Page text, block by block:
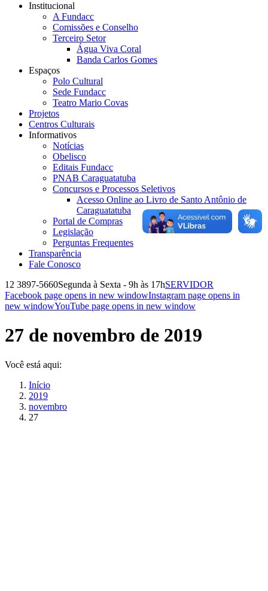
Institucional
A Fundacc
Comissões e Conselho
Terceiro Setor
Água Viva Coral
Banda Carlos Gomes
Espaços
Polo Cultural
Sede Fundacc
Teatro Mario Covas
Projetos
Centros Culturais
Informativos
Notícias
Obelisco
Editais Fundacc
PNAB Caraguatatuba
Concursos e Processos Seletivos
Acesso Online ao Livro de Santo Antônio de
Caraguatatuba
Portal de Compras
Legislação
Perguntas Frequentes
Transparência
Fale Conosco
12 3897-5660Segunda à Sexta - 9h às 17hSERVIDOR
Facebook page opens in new windowInstagram page opens in
new windowYouTube page opens in new window
27 de novembro de 2019
Você está aqui:
Início
2019
novembro
27